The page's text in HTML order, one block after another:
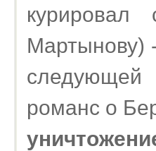
Мартынову)
романс о